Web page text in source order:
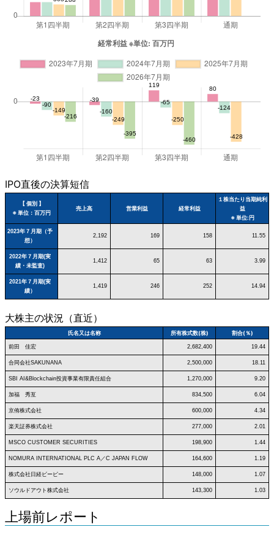
IPO直後の決算短信
【 個別 】
※ 単位：百万円
売上高 営業利益 経常利益
１株当たり当期純利
益
※ 単位:円
2023年７月期（予
想）
2,192 169 158 11.55
2022年７月期(実
績・未監査)
1,412 65 63 3.99
2021年７月期(実
績）
1,419 246 252 14.94
大株主の状況（直近）
氏名又は名称 所有株式数(株) 割合(％)
前田 佳宏 2,682,400 19.44
合同会社SAKUNANA 2,500,000 18.11
SBI AI&Blockchain投資事業有限責任組合 1,270,000 9.20
加福 秀亙 834,500 6.04
京侑株式会社 600,000 4.34
楽天証券株式会社 277,000 2.01
MSCO CUSTOMER SECURITIES 198,900 1.44
NOMURA INTERNATIONAL PLC A／C JAPAN FLOW 164,600 1.19
株式会社日経ビーピー 148,000 1.07
ソウルドアウト株式会社 143,300 1.03
上場前レポート